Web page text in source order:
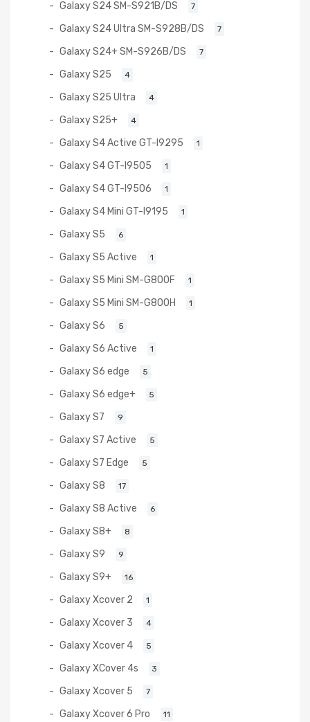
Galaxy S24 SM-S921B/DS 7
Galaxy S24 Ultra SM-S928B/DS 7
Galaxy S24+ SM-S926B/DS 7
Galaxy S25 4
Galaxy S25 Ultra 4
Galaxy S25+ 4
Galaxy S4 Active GT-I9295 1
Galaxy S4 GT-I9505 1
Galaxy S4 GT-I9506 1
Galaxy S4 Mini GT-I9195 1
Galaxy S5 6
Galaxy S5 Active 1
Galaxy S5 Mini SM-G800F 1
Galaxy S5 Mini SM-G800H 1
Galaxy S6 5
Galaxy S6 Active 1
Galaxy S6 edge 5
Galaxy S6 edge+ 5
Galaxy S7 9
Galaxy S7 Active 5
Galaxy S7 Edge 5
Galaxy S8 17
Galaxy S8 Active 6
Galaxy S8+ 8
Galaxy S9 9
Galaxy S9+ 16
Galaxy Xcover 2 1
Galaxy Xcover 3 4
Galaxy Xcover 4 5
Galaxy XCover 4s 3
Galaxy Xcover 5 7
Galaxy Xcover 6 Pro 11